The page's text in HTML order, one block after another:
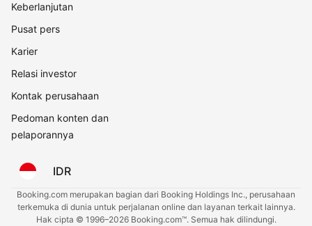
Keberlanjutan
Pusat pers
Karier
Relasi investor
Kontak perusahaan
Pedoman konten dan
pelaporannya
IDR
Booking.com merupakan bagian dari Booking Holdings Inc., perusahaan
terkemuka di dunia untuk perjalanan online dan layanan terkait lainnya.
Hak cipta © 1996–2026 Booking.com™. Semua hak dilindungi.